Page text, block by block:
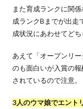
また育成ランクに関
成ランクBまでが出走
成状況にあわせてどち
あえて「オープンリ
のも面白いが入賞の
されているので注意。
3人のウマ娘でエント